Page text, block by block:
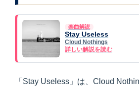
楽曲解説
Stay Useless
Cloud Nothings
詳しい解説を読む
「Stay Useless」は、Cloud